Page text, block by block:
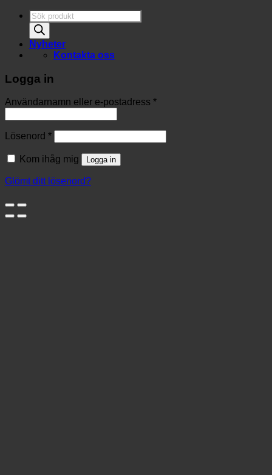
Produktsökning
Nyheter
Kontakta oss
Logga in
Användarnamn eller e-postadress *
Lösenord *
Kom ihåg mig Logga in
Glömt ditt lösenord?